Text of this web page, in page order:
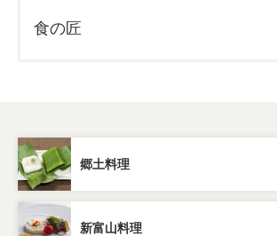
食の匠
郷土料理
新富山料理